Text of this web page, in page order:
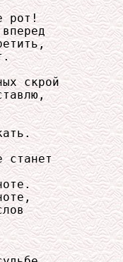
рот!
скрой
станет